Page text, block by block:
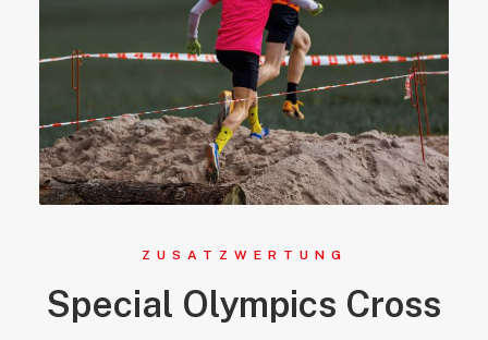
ZUSATZWERTUNG
Special Olympics Cross